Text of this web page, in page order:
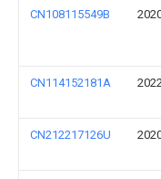
CN108115549B
CN114152181A
CN212217126U